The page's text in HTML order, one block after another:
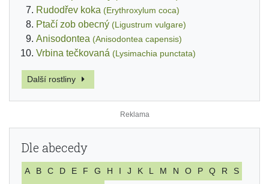
Rudodřev koka (Erythroxylum coca)
Ptačí zob obecný (Ligustrum vulgare)
Anisodontea (Anisodontea capensis)
Vrbina tečkovaná (Lysimachia punctata)
Další rostliny
Dle abecedy
A B C D E F G H I J K L M N O P Q R
S